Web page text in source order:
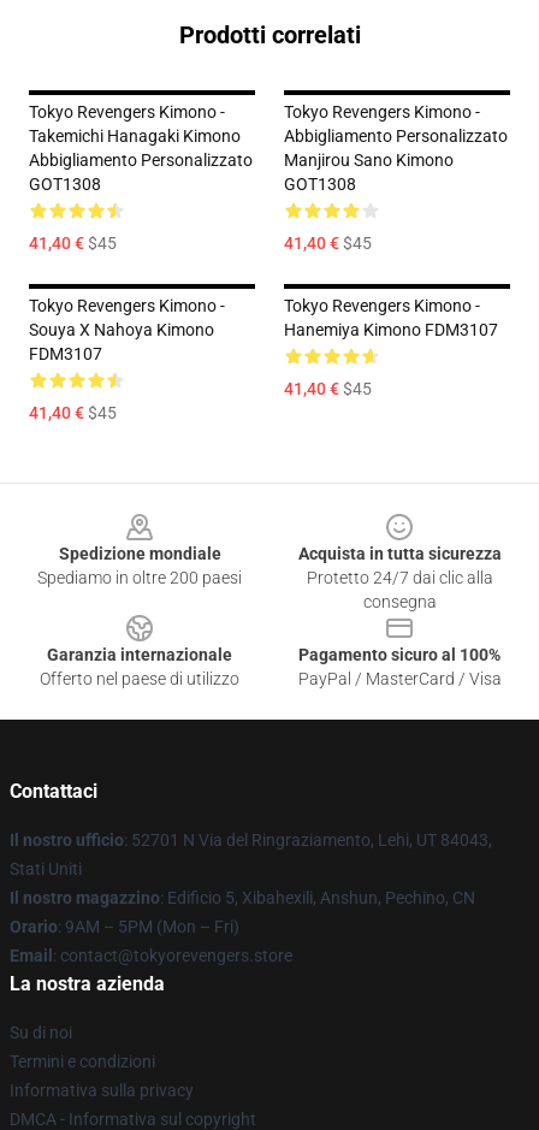
Prodotti correlati
Tokyo Revengers Kimono -
Takemichi Hanagaki Kimono
Abbigliamento Personalizzato
GOT1308
41,40 €$45
Tokyo Revengers Kimono -
Abbigliamento Personalizzato
Manjirou Sano Kimono
GOT1308
41,40 €$45
Tokyo Revengers Kimono -
Souya X Nahoya Kimono
FDM3107
41,40 €$45
Tokyo Revengers Kimono -
Hanemiya Kimono FDM3107
41,40 €$45
Spedizione mondiale
Spediamo in oltre 200 paesi
Acquista in tutta sicurezza
Protetto 24/7 dai clic alla
consegna
Garanzia internazionale
Offerto nel paese di utilizzo
Pagamento sicuro al 100%
PayPal / MasterCard / Visa
Contattaci
Il nostro ufficio: 52701 N Via del Ringraziamento, Lehi, UT 84043,
Stati Uniti
Il nostro magazzino: Edificio 5, Xibahexili, Anshun, Pechino, CN
Orario: 9AM – 5PM (Mon – Fri)
Email : contact@tokyorevengers.store
La nostra azienda
Su di noi
Termini e condizioni
Informativa sulla privacy
DMCA - Informativa sul copyright